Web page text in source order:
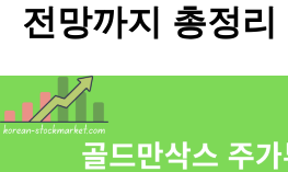
전망까지 총정리